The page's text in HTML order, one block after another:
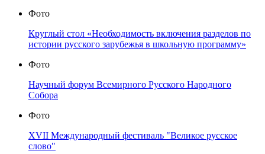
Фото
Круглый стол «Необходимость включения разделов по
истории русского зарубежья в школьную программу»
Фото
Научный форум Всемирного Русского Народного
Собора
Фото
XVII Международный фестиваль "Великое русское
слово"